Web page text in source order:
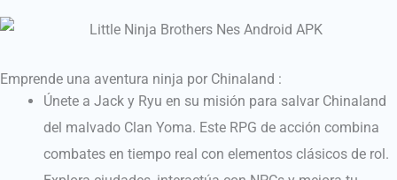
Emprende una aventura ninja por Chinaland :
Únete a Jack y Ryu en su misión para salvar Chinaland
del malvado Clan Yoma. Este RPG de acción combina
combates en tiempo real con elementos clásicos de rol.